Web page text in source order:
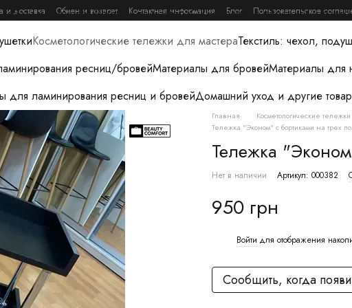
и доставка Обмен и возврат Контактная информация Блог Пользовательское
гайды и вебинарыЛампы для мастераОдноразовые простыни и
Косметологические тележки для мастераТекстиль: чехол,
ресниц/бровейМатериалы для бровейМатериалы для
для ламинирования ресниц и бровейДомашний уход и другие
Главная Косметологические
Тележка "Эконом" с бортиками на трех
Тележка
Нет в наличии Артикул: 000382
950 грн
Войти для отображения
Сообщить, когда